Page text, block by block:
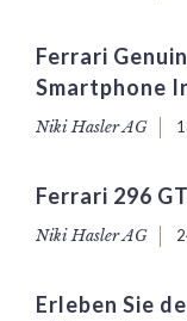
Ferrari
Smartphone
Niki Hasler AG
Ferrari 296
Niki Hasler AG
Erleben Sie